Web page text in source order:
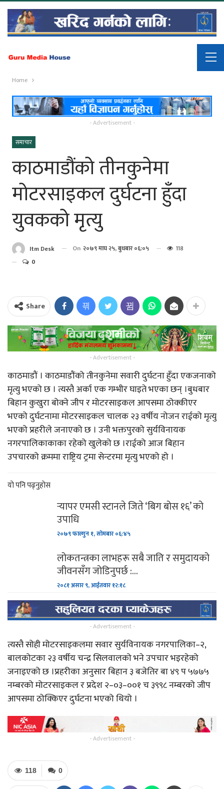
Home
- Advertisement -
समाचार
काठमाडौंको तीनकुनेमा
मोटरसाइकल दुर्घटना हुँदा
युवकको मृत्यु
Itm Desk On २०७९ माघ २५, बुधबार ०६:०५
118
0
Share
- Advertisement -
काठमाडौं । काठमाडौंको तीनकुनेमा सवारी दुर्घटना हुँदा एकजनाको
मृत्यु भएको छ । त्यस्तै अर्का एक गम्भीर घाइते भएका छन् ।बुधबार
बिहान कुखुरा बोक्ने जीप र मोटरसाइकल आपसमा ठोक्कीएर
भएको दुर्घटनामा मोटरसाइकल चालक २३ वर्षीय नोजन राईको मृत्यु
भएको प्रहरीले जनाएको छ । उनी भक्तपुरको सुर्यविनायक
नगरपालिकाकाका रहेको खुलेको छ ।राईको आज बिहान
उपचारको क्रममा राष्ट्रिय ट्रमा सेन्टरमा मृत्यु भएको हो ।
यो पनि पढ्नुहोस
र्‍यापर एमसी स्टानले जिते ‘बिग बोस १६’ को
उपाधि
२०७९ फाल्गुन १, सोमबार ०६:४५
लोकतन्त्रका लाभहरू सबै जाति र समुदायको
जीवनसँग जोडिनुपर्छ :…
२०८१ असार ९, आईतवार १२:१८
- Advertisement -
त्यस्तै सोही मोटरसाइकलमा सवार सुर्यविनायक नगरपालिका–२,
बालकोटका २३ वर्षीय चन्द्र सिलवालको भने उपचार भइरहेको
जनाइएको छ ।प्रहरीका अनुसार बिहान ३ बजेतिर बा ४९ प ५७७५
नम्बरको मोटरसाइकल र प्रदेश २–०३–००१ च ३९९८ नम्बरको जीप
आपसमा ठोक्किएर दुर्घटना भएको थियो ।
- Advertisement -
0
118